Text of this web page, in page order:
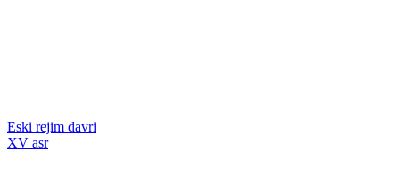
Eski rejim davri
XV asr